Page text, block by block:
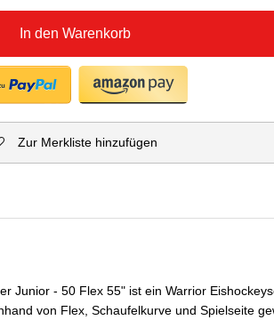
In den Warenkorb
Zur Merkliste hinzufügen
Junior - 50 Flex 55" ist ein Warrior
von Flex, Schaufelkurve und Spielseite